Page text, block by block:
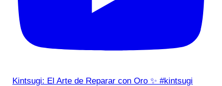
Kintsugi: El Arte de Reparar con Oro ✨ #kintsugi